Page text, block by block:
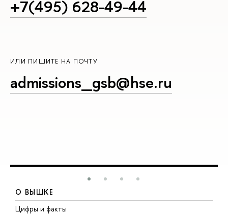
+7(495) 628-49-44
ИЛИ ПИШИТЕ НА ПОЧТУ
admissions_gsb@hse.ru
О ВЫШКЕ
Цифры и факты